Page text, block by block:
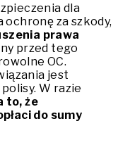
dla
za szkody,
prawa
przed tego
OC.
jest
W razie
to, że
do sumy